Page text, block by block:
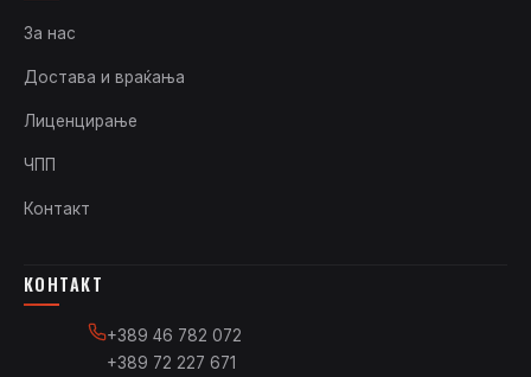
За нас
Достава и враќања
Лиценцирање
ЧПП
Контакт
КОНТАКТ
+389 46 782 072
+389 72 227 671